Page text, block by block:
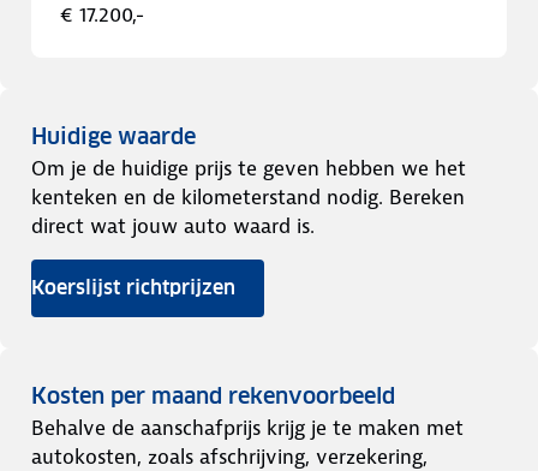
€ 17.200,-
Huidige waarde
Om je de huidige prijs te geven hebben we het
kenteken en de kilometerstand nodig. Bereken
direct wat jouw auto waard is.
Koerslijst richtprijzen
Kosten per maand rekenvoorbeeld
Behalve de aanschafprijs krijg je te maken met
autokosten, zoals afschrijving, verzekering,